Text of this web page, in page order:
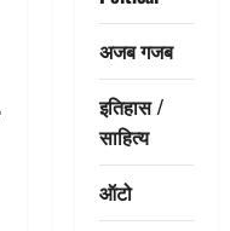
अजब गजब
इतिहास /
साहित्य
ऑटो